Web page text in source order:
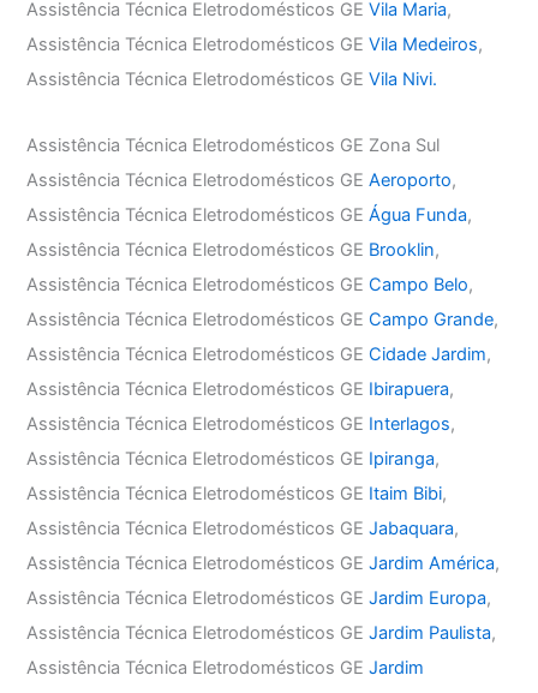
Assistência Técnica Eletrodomésticos GEVila Maria,
Assistência Técnica Eletrodomésticos GEVila Medeiros,
Assistência Técnica Eletrodomésticos GEVila Nivi.
Assistência Técnica Eletrodomésticos GE Zona Sul
Assistência Técnica Eletrodomésticos GEAeroporto,
Assistência Técnica Eletrodomésticos GEÁgua Funda,
Assistência Técnica Eletrodomésticos GE Brooklin,
Assistência Técnica Eletrodomésticos GECampo Belo,
Assistência Técnica Eletrodomésticos GECampo Grande,
Assistência Técnica Eletrodomésticos GECidade Jardim,
Assistência Técnica Eletrodomésticos GE Ibirapuera,
Assistência Técnica Eletrodomésticos GE Interlagos,
Assistência Técnica Eletrodomésticos GE Ipiranga,
Assistência Técnica Eletrodomésticos GE Itaim Bibi,
Assistência Técnica Eletrodomésticos GEJabaquara,
Assistência Técnica Eletrodomésticos GEJardim América,
Assistência Técnica Eletrodomésticos GEJardim Europa,
Assistência Técnica Eletrodomésticos GEJardim Paulista,
Assistência Técnica Eletrodomésticos GEJardim